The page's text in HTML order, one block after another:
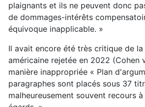
plaignants et ils ne peuvent donc
de dommages-intérêts
équivoque inapplicable. »
Il avait encore été très critique de
américaine rejetée en 2022 (Cohen
manière inappropriée « Plan
paragraphes sont placés sous 37
malheureusement souvent recours